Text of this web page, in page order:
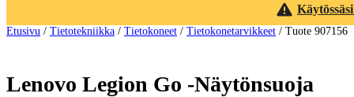
Etusivu / Tietotekniikka / Tietokoneet / Tietokonetarvikkeet / Tuote 907156
Lenovo Legion Go -Näytönsuoja